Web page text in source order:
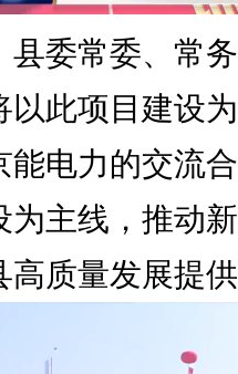
常委、常务
以此项目建设
能电力的交流
为主线，推动
高质量发展提